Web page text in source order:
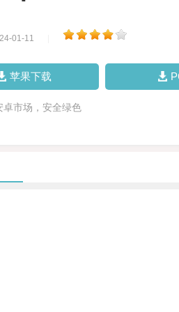
01-11
苹果下载
卓市场，安全绿色